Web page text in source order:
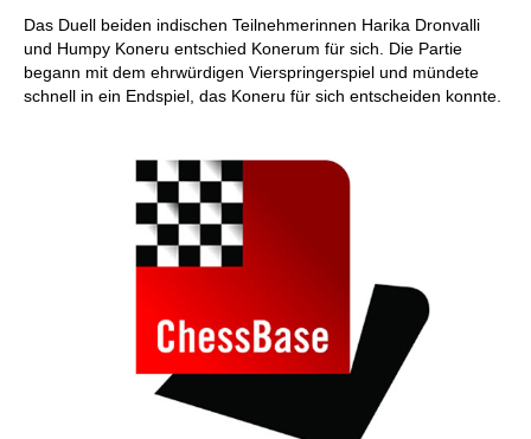
Das Duell beiden indischen Teilnehmerinnen Harika Dronvalli
und Humpy Koneru entschied Konerum für sich. Die Partie
begann mit dem ehrwürdigen Vierspringerspiel und mündete
schnell in ein Endspiel, das Koneru für sich entscheiden konnte.